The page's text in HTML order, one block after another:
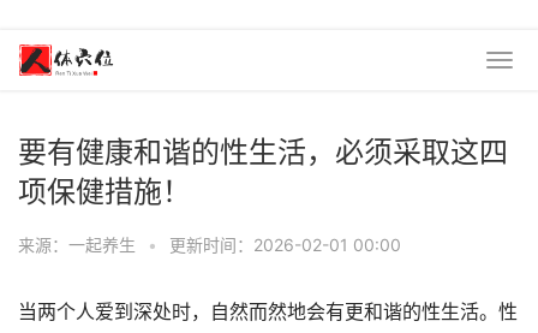
要有健康和谐的性生活，必须采取这四
项保健措施！
来源：一起养生 • 更新时间：2026-02-01 00:00
当两个人爱到深处时，自然而然地会有更和谐的性生活。性